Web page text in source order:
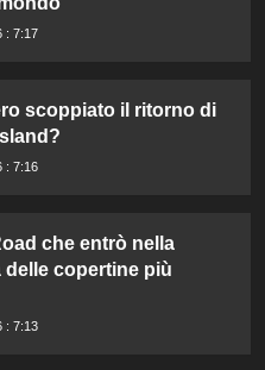
: 7:17
scoppiato il ritorno di
: 7:16
che entrò nella
delle copertine più
: 7:13